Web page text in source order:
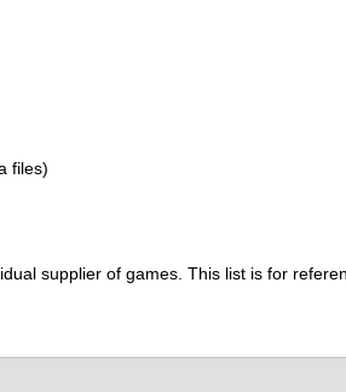
files)
supplier of games. This list is for